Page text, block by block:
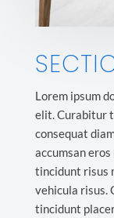
Lorem ipsum
elit. Curabitur
consequat
accumsan
tincidunt risus
vehicula risus.
tincidunt